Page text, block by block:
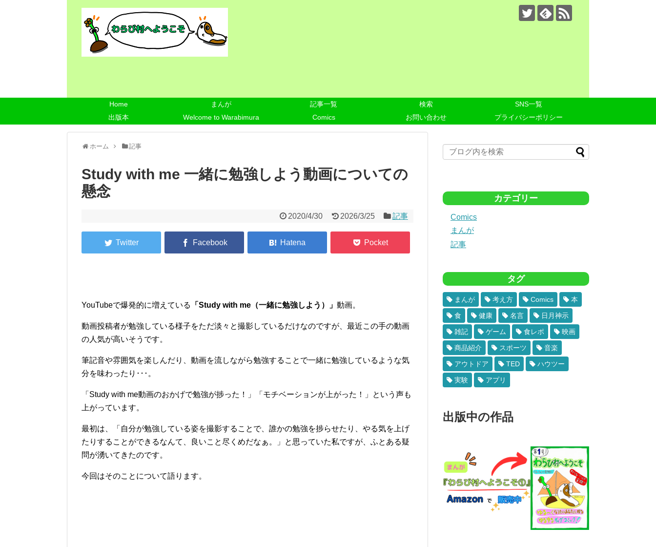
Home まんが 記事一覧 検索
SNS一覧
出版本
Welcome to Warabimura Comics お問い合わせ プライバシーポリシー
ホーム 記事
Study with me 一緒に勉強しよう動画についての
懸念
2020/4/30 2026/3/25 記事
YouTubeで爆発的に増えている 「Study with me（一緒に勉強しよう）」 動画。
動画投稿者が勉強している様子をただ淡々と撮影しているだけなのですが、最近この手の動画
の人気が高いそうです。
筆記音や雰囲気を楽しんだり、動画を流しながら勉強することで一緒に勉強しているような気
分を味わったり･･･。
「Study with me動画のおかげで勉強が捗った！」「モチベーションが上がった！」という声も
上がっています。
最初は、「自分が勉強している姿を撮影することで、誰かの勉強を捗らせたり、やる気を上げ
たりすることができるなんて、良いこと尽くめだなぁ。」と思っていた私ですが、ふとある疑
問が湧いてきたのです。
今回はそのことについて語ります。
カテゴリー
Comics
まんが
記事
タグ
まんが 考え方 Comics 本
食 健康 名言 日月神示
雑記 ゲーム 食レポ 映画
商品紹介 スポーツ 音楽
アウトドア TED ハウツー
実験 アプリ
出版中の作品